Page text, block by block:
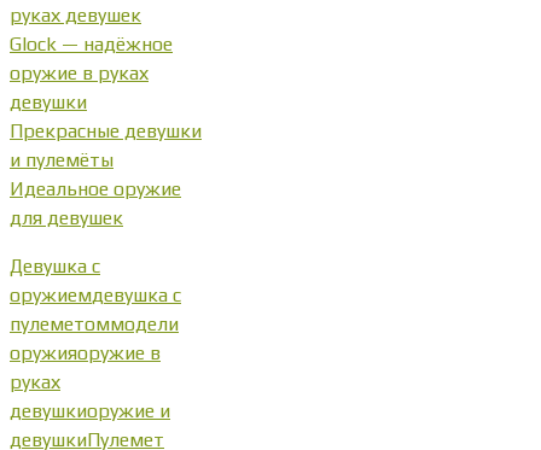
руках девушек
Glock — надёжное
оружие в руках
девушки
Прекрасные девушки
и пулемёты
Идеальное оружие
для девушек
Девушка с
оружиемдевушка с
пулеметоммодели
оружияоружие в
руках
девушкиоружие и
девушкиПулемет